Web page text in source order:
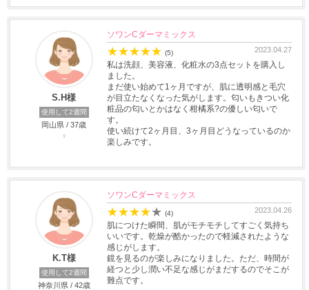
S.H様
使用して2週間
岡山県 / 37歳
♀
ソワンCダーマミックス
★★★★★ (5) 2023.04.27
私は洗顔、美容液、化粧水の3点セットを購入し
ました。
まだ使い始めて1ヶ月ですが、肌に透明感と毛穴
が目立たなくなった気がします。匂いもきつい化
粧品の匂いとかはなく柑橘系?の優しい匂いで
す。
使い続けて2ヶ月目、3ヶ月目どうなっているのか
楽しみです。
K.T様
使用して2週間
神奈川県 / 42歳
ソワンCダーマミックス
★★★★★ (4) 2023.04.26
肌につけた瞬間、肌がモチモチしてすごく気持ち
いいです。乾燥が酷かったので軽減されたような
感じがします。
鏡を見るのが楽しみになりました。ただ、時間が
経つと少し潤い不足な感じがまだするのでそこが
難点です。